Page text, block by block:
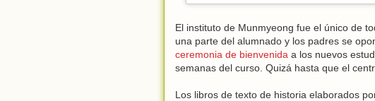
El instituto de Munmyeong fue el único de
una parte del alumnado y los padres se
ceremonia de bienvenida a los nuevos
semanas del curso. Quizá hasta que el
Los libros de texto de historia elaborados